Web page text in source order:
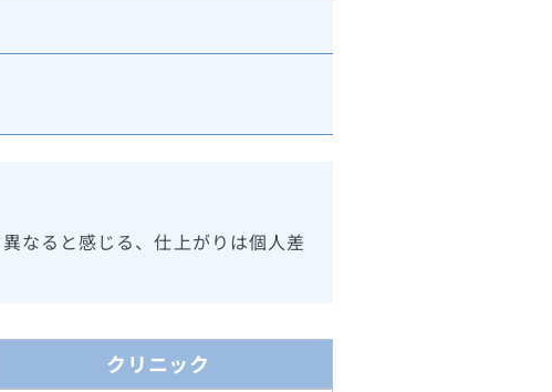
なると感じる、仕上がりは個人差
クリニック